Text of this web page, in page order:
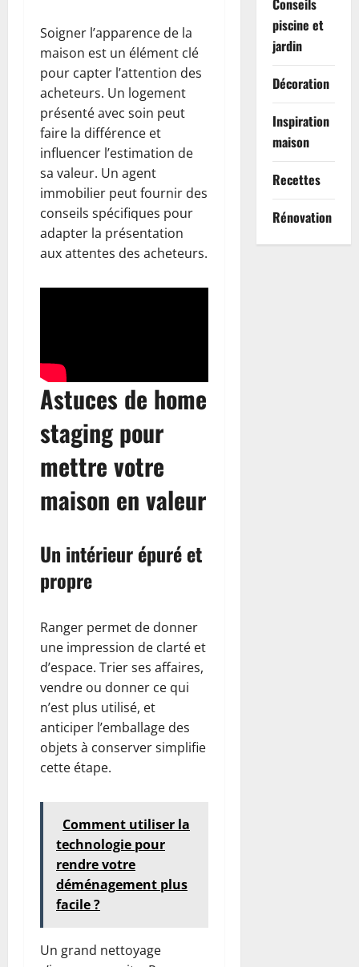
Soigner l’apparence de la
maison est un élément clé
pour capter l’attention des
acheteurs. Un logement
présenté avec soin peut
faire la différence et
influencer l’estimation de
sa valeur. Un agent
immobilier peut fournir des
conseils spécifiques pour
adapter la présentation
aux attentes des acheteurs.
Astuces de home
staging pour
mettre votre
maison en valeur
Un intérieur épuré et
propre
Ranger permet de donner
une impression de clarté et
d’espace. Trier ses affaires,
vendre ou donner ce qui
n’est plus utilisé, et
anticiper l’emballage des
objets à conserver simplifie
cette étape.
Comment utiliser la
technologie pour
rendre votre
déménagement plus
facile ?
Un grand nettoyage
Conseils
piscine et
jardin
Décoration
Inspiration
maison
Recettes
Rénovation